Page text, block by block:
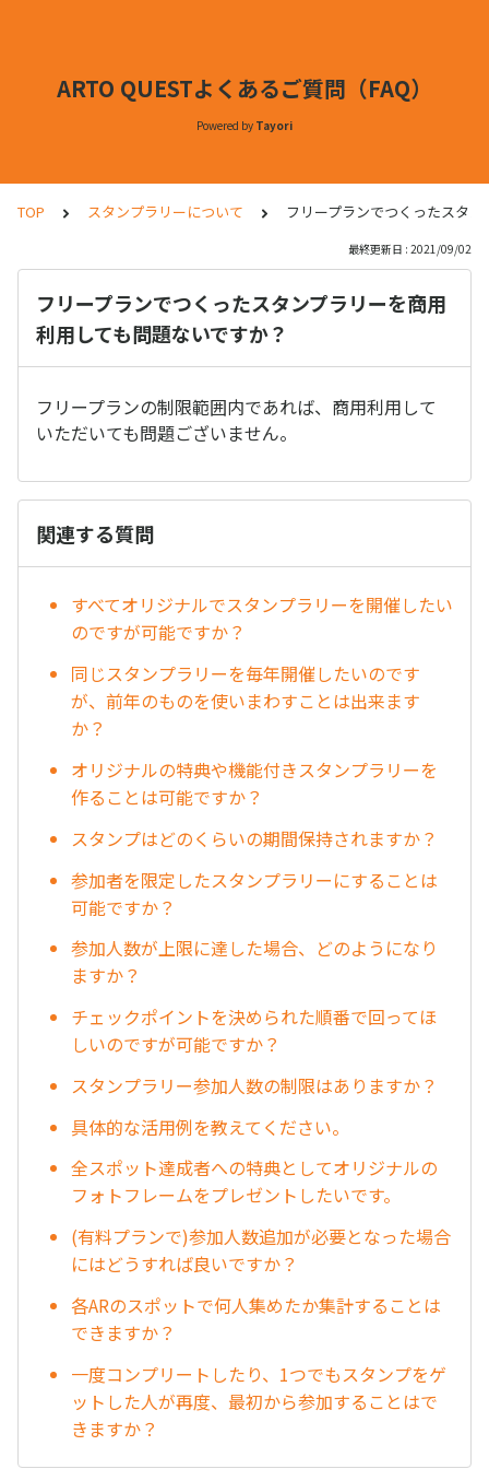
ARTO QUESTよくあるご質問（FAQ）
Powered by Tayori
TOP スタンプラリーについて フリープランでつくったスタ
最終更新日 : 2021/09/02
フリープランでつくったスタンプラリーを商用
利用しても問題ないですか？
フリープランの制限範囲内であれば、商用利用して
いただいても問題ございません。
関連する質問
すべてオリジナルでスタンプラリーを開催したい
のですが可能ですか？
同じスタンプラリーを毎年開催したいのです
が、前年のものを使いまわすことは出来ます
か？
オリジナルの特典や機能付きスタンプラリーを
作ることは可能ですか？
スタンプはどのくらいの期間保持されますか？
参加者を限定したスタンプラリーにすることは
可能ですか？
参加人数が上限に達した場合、どのようになり
ますか？
チェックポイントを決められた順番で回ってほ
しいのですが可能ですか？
スタンプラリー参加人数の制限はありますか？
具体的な活用例を教えてください。
全スポット達成者への特典としてオリジナルの
フォトフレームをプレゼントしたいです。
(有料プランで)参加人数追加が必要となった場合
にはどうすれば良いですか？
各ARのスポットで何人集めたか集計することは
できますか？
一度コンプリートしたり、1つでもスタンプをゲ
ットした人が再度、最初から参加することはで
きますか？